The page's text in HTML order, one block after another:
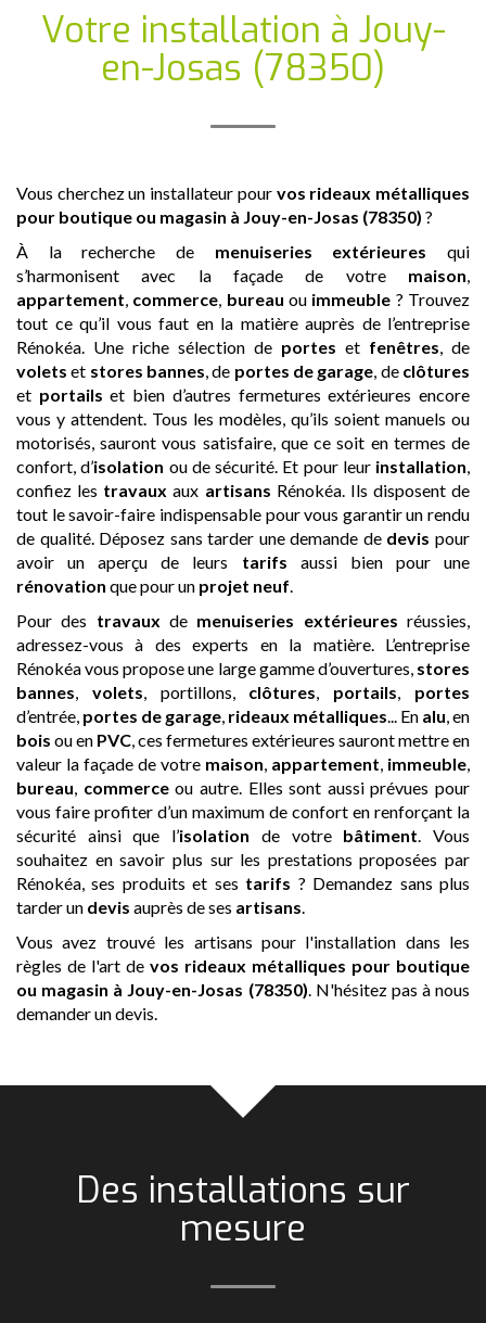
Votre installation à Jouy-
en-Josas (78350)
Vous cherchez un installateur pour vos rideaux métalliques
pour boutique ou magasin à Jouy-en-Josas (78350) ?
À la recherche de menuiseries extérieures qui
s’harmonisent avec la façade de votre maison,
appartement, commerce, bureau ou immeuble ? Trouvez
tout ce qu’il vous faut en la matière auprès de l’entreprise
Rénokéa. Une riche sélection de portes et fenêtres, de
volets et stores bannes, de portes de garage, de clôtures
et portails et bien d’autres fermetures extérieures encore
vous y attendent. Tous les modèles, qu’ils soient manuels ou
motorisés, sauront vous satisfaire, que ce soit en termes de
confort, d’isolation ou de sécurité. Et pour leur installation,
confiez les travaux aux artisans Rénokéa. Ils disposent de
tout le savoir-faire indispensable pour vous garantir un rendu
de qualité. Déposez sans tarder une demande de devis pour
avoir un aperçu de leurs tarifs aussi bien pour une
rénovation que pour un projet neuf.
Pour des travaux de menuiseries extérieures réussies,
adressez-vous à des experts en la matière. L’entreprise
Rénokéa vous propose une large gamme d’ouvertures, stores
bannes, volets, portillons, clôtures, portails, portes
d’entrée, portes de garage, rideaux métalliques... En alu, en
bois ou en PVC, ces fermetures extérieures sauront mettre en
valeur la façade de votre maison, appartement, immeuble,
bureau, commerceou autre. Elles sont aussi prévues pour
vous faire profiter d’un maximum de confort en renforçant la
sécurité ainsi que l’isolation de votre bâtiment. Vous
souhaitez en savoir plus sur les prestations proposées par
Rénokéa, ses produits et ses tarifs ? Demandez sans plus
tarder un devis auprès de ses artisans.
Vous avez trouvé les artisans pour l'installation dans les
règles de l'art de vos rideaux métalliques pour boutique
ou magasin à Jouy-en-Josas (78350). N'hésitez pas à nous
demander un devis.
Des installations sur
mesure